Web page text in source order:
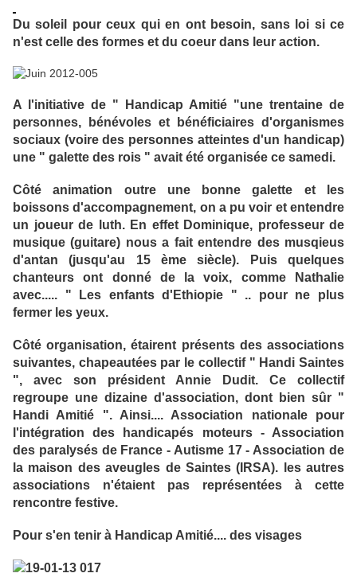
Du soleil pour ceux qui en ont besoin, sans loi si ce
n'est celle des formes et du coeur dans leur action.
A l'initiative de " Handicap Amitié "une trentaine de
personnes, bénévoles et bénéficiaires d'organismes
sociaux (voire des personnes atteintes d'un handicap)
une " galette des rois " avait été organisée ce samedi.
Côté animation outre une bonne galette et les
boissons d'accompagnement, on a pu voir et entendre
un joueur de luth. En effet Dominique, professeur de
musique (guitare) nous a fait entendre des musqieus
d'antan (jusqu'au 15 ème siècle). Puis quelques
chanteurs ont donné de la voix, comme Nathalie
avec..... " Les enfants d'Ethiopie " .. pour ne plus
fermer les yeux.
Côté organisation, étairent présents des associations
suivantes, chapeautées par le collectif " Handi Saintes
", avec son président Annie Dudit. Ce collectif
regroupe une dizaine d'association, dont bien sûr "
Handi Amitié ". Ainsi.... Association nationale pour
l'intégration des handicapés moteurs - Association
des paralysés de France - Autisme 17 - Association de
la maison des aveugles de Saintes (IRSA). les autres
associations n'étaient pas représentées à cette
rencontre festive.
Pour s'en tenir à Handicap Amitié.... des visages